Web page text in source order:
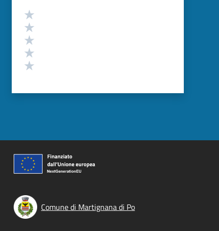
Valutazione
Comune di Martignana di Po